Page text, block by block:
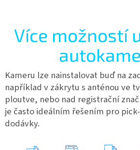
Více možností
Kameru lze nainstalovat buď na
například v zákrytu s anténou ve
ploutve, nebo nad registrační
je často ideálním řešením pro
dodávky.